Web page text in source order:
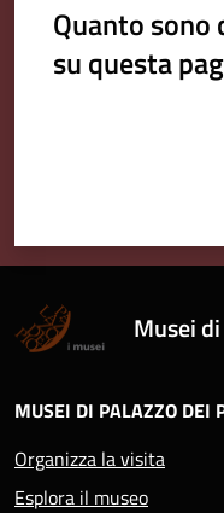
Quanto
su questa
Musei
MUSEI DI PALAZZO DEI
Organizza la visita
Esplora il museo